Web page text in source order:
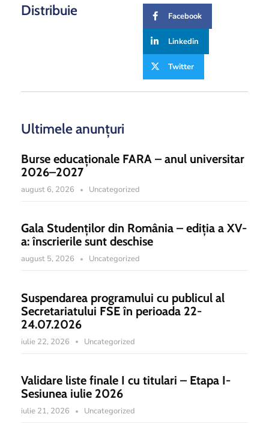
Distribuie Facebook
Linkedin
Twitter
Ultimele anunțuri
Burse educaționale FARA – anul universitar
2026–2027
august 6, 2026 Uncategorized
Gala Studenților din România – ediția a XV-
a: înscrierile sunt deschise
august 5, 2026 Uncategorized
Suspendarea programului cu publicul al
Secretariatului FSE în perioada 22-
24.07.2026
iulie 22, 2026 Uncategorized
Validare liste finale I cu titulari – Etapa I-
Sesiunea iulie 2026
iulie 21, 2026 Uncategorized